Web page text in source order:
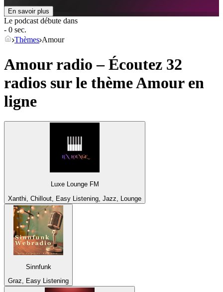
En savoir plus
Le podcast débute dans
- 0 sec.
Thèmes Amour
Amour radio – Écoutez 32
radios sur le thèmeAmouren
ligne
Luxe Lounge FM
Xanthi, Chillout, Easy Listening, Jazz, Lounge
Sinnfunk
Graz, Easy Listening